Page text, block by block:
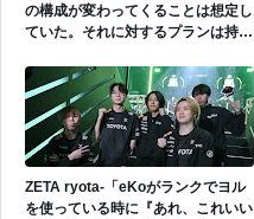
の構成が変わってくることは想定し
ていた。それに対するプランは持っ
きていたことは良かったと思う。」
ZETA ryota-「eKoがランクでヨル
を使っている時に『あれ、これいい